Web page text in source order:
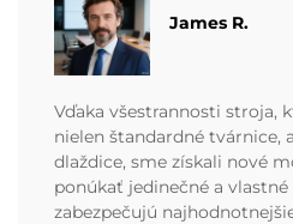
James R.
Vďaka všestrannosti stroja,
nielen štandardné tvárnice,
dlaždice, sme získali nové
ponúkať jedinečné a
zabezpečujú